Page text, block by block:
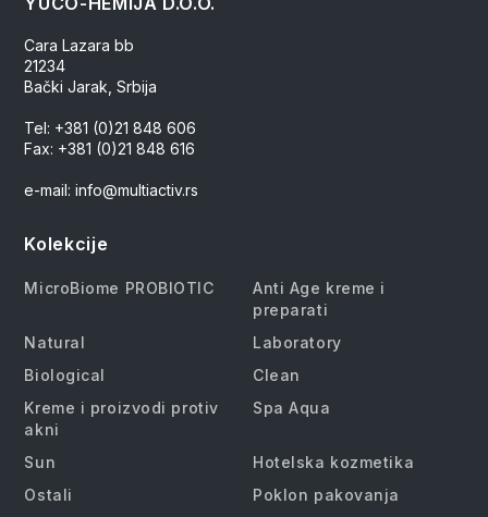
Cara Lazara bb
21234
Bački Jarak, Srbija
Tel: +381 (0)21 848 606
Fax: +381 (0)21 848 616
e-mail: info@multiactiv.rs
Kolekcije
MicroBiome PROBIOTIC
Anti Age kreme i
preparati
Natural
Laboratory
Biological
Clean
Kreme i proizvodi protiv
akni
Spa Aqua
Sun
Hotelska kozmetika
Ostali
Poklon pakovanja